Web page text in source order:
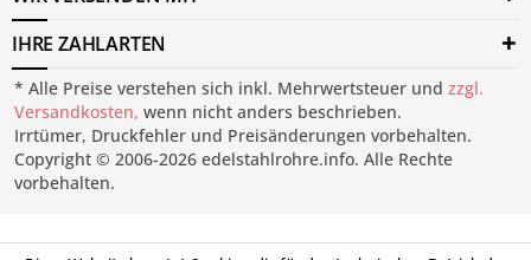
IHRE ZAHLARTEN
* Alle Preise verstehen sich inkl. Mehrwertsteuer und zzgl.
Versandkosten, wenn nicht anders beschrieben.
Irrtümer, Druckfehler und Preisänderungen vorbehalten.
Copyright © 2006-2026 edelstahlrohre.info. Alle Rechte
vorbehalten.